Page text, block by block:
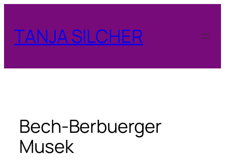
springen
TANJA SILCHER
Bech-Berbuerger
Musek